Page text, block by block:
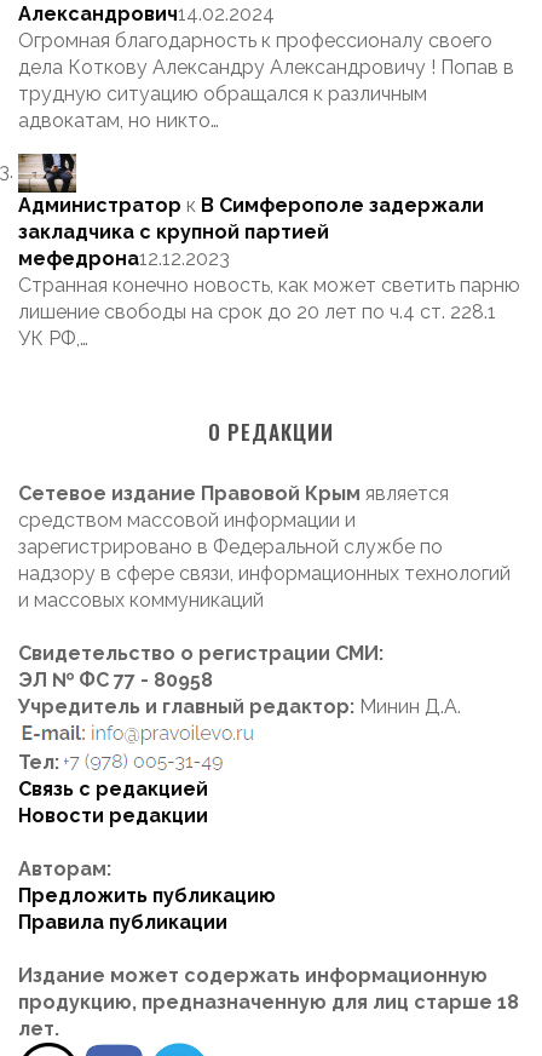
Александрович14.02.2024
Огромная благодарность к профессионалу своего
дела Коткову Александру Александровичу ! Попав в
трудную ситуацию обращался к различным
адвокатам, но никто…
Администратор к В Симферополе задержали
закладчика с крупной партией
мефедрона12.12.2023
Странная конечно новость, как может светить парню
лишение свободы на срок до 20 лет по ч.4 ст. 228.1
УК РФ,…
О РЕДАКЦИИ
Сетевое издание Правовой Крым является
средством массовой информации и
зарегистрировано в Федеральной службе по
надзору в сфере связи, информационных технологий
и массовых коммуникаций
Свидетельство о регистрации СМИ:
ЭЛ № ФС 77 - 80958
Учредитель и главный редактор: Минин Д.А.
Тел:
Связь с редакцией
Новости редакции
Авторам:
Предложить публикацию
Правила публикации
Издание может содержать информационную
продукцию, предназначенную для лиц старше 18
лет.